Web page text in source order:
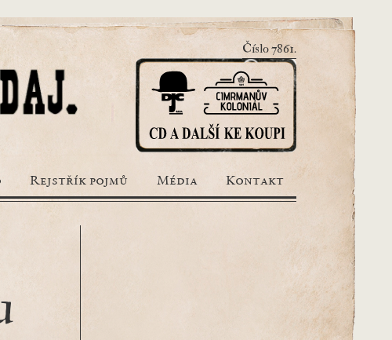
Číslo 7861.
Rejstřík pojmů Média Kontakt